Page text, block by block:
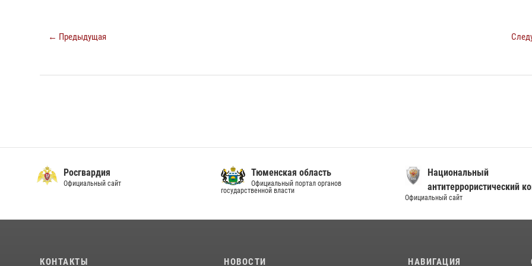
← Предыдущая
Росгвардия
Официальный сайт
Тюменская область
Официальный портал органов
государственной власти
Национальный
антитеррористический
Официальный сайт
КОНТАКТЫ НОВОСТИ НАВИГАЦИЯ